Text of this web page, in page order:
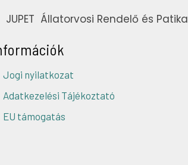
JUPET Állatorvosi Rendelő és Patika
Jogi nyilatkozat
Adatkezelési Tájékoztató
EU támogatás